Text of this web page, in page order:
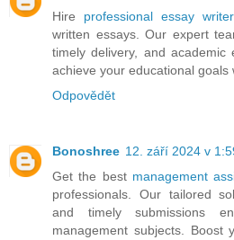
Hire professional essay
written essays. Our expert
timely delivery, and
achieve your educational goals
Odpovědět
Bonoshree 12. září 2024 v
Get the best management
professionals. Our tailored
and timely submissions
management subjects. Boost